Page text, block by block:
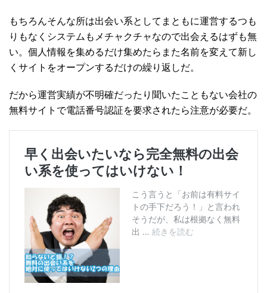
もちろんそんな所は出会い系としてまともに運営するつも
りもなくシステムもメチャクチャなので出会えるはずも無
い。個人情報を集めるだけ集めたらまた名前を変えて新し
くサイトをオープンするだけの繰り返しだ。
だから運営実績が不明確だったり聞いたこともない会社の
無料サイトで電話番号認証を要求されたら注意が必要だ。